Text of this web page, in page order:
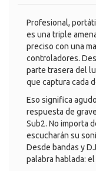
Profesional,
es una triple
preciso con una
controladores.
parte trasera del
que captura cada
Eso significa
respuesta de
Sub2. No importa
escucharán su
Desde bandas y
palabra hablada: